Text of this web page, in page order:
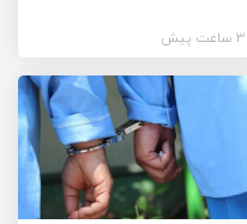
3 ساعت پیش